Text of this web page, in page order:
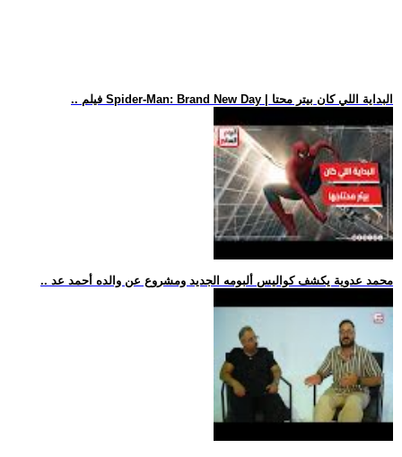
.. فيلم Spider-Man: Brand New Day | البداية اللي كان بيتر محتا
.. محمد عدوية يكشف كواليس ألبومه الجديد ومشروع عن والده أحمد عد